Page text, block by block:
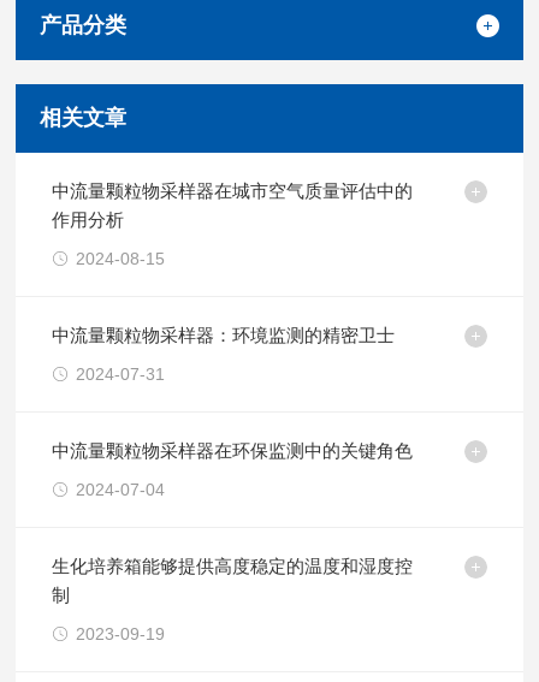
产品分类
相关文章
中流量颗粒物采样器在城市空气质量评估中的
作用分析
2024-08-15
中流量颗粒物采样器：环境监测的精密卫士
2024-07-31
中流量颗粒物采样器在环保监测中的关键角色
2024-07-04
生化培养箱能够提供高度稳定的温度和湿度控
制
2023-09-19